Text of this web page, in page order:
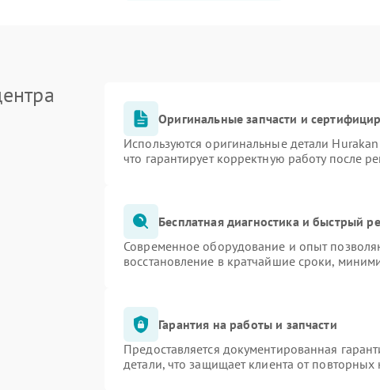
Оригинальные запчасти и
Используются оригинальные детали
что гарантирует корректную работу после
Бесплатная диагностика и быстрый
Современное оборудование и опыт
восстановление в кратчайшие сроки,
Гарантия на работы и запчасти
Предоставляется документированная
детали, что защищает клиента от повторных